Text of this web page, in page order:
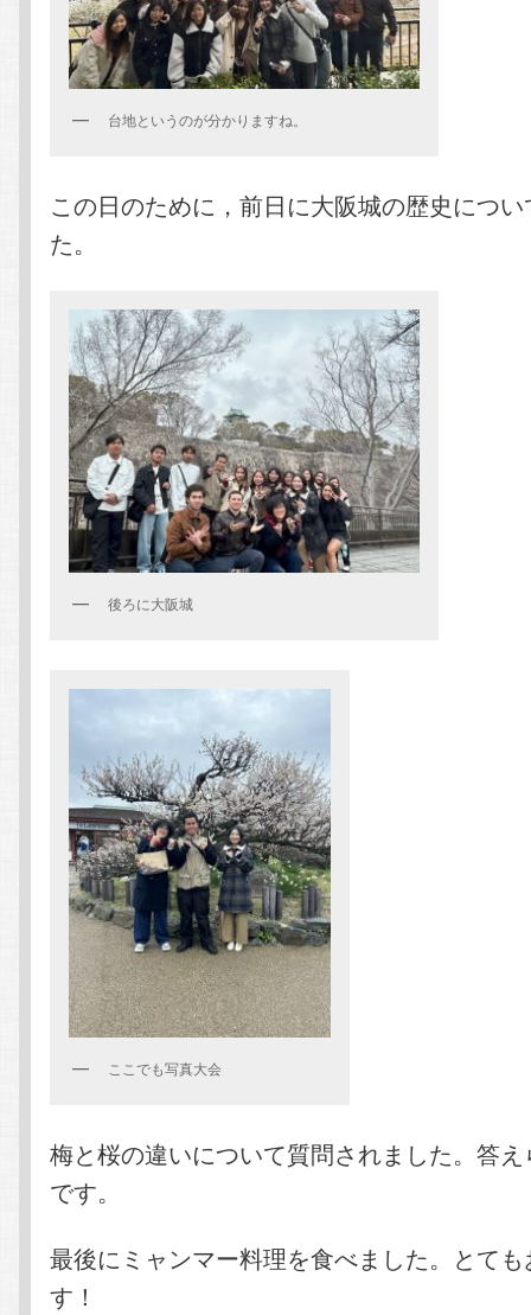
台地というのが分かりますね。
この日のために，前日に大阪城の歴史につ
た。
後ろに大阪城
ここでも写真大会
梅と桜の違いについて質問されました。答
です。
最後にミャンマー料理を食べました。とて
す！